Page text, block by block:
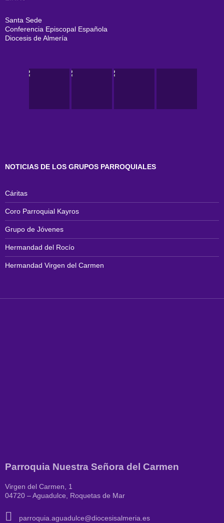
Santa Sede
Conferencia Episcopal Española
Diocesis de Almería
NOTICIAS DE LOS GRUPOS PARROQUIALES
Cáritas
Coro Parroquial Kayros
Grupo de Jóvenes
Hermandad del Rocío
Hermandad Virgen del Carmen
Parroquia Nuestra Señora del Carmen
Virgen del Carmen, 1
04720 – Aguadulce, Roquetas de Mar
parroquia.aguadulce@diocesisalmeria.es